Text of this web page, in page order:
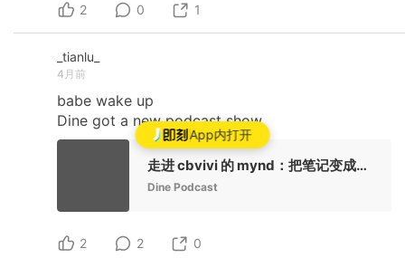
App内打开
2 0 1
_tianlu_
4月前
babe wake up
Dine got a new podcast show
走进 cbvivi 的 mynd：把笔记变成一场和自己的对话
Dine Podcast
2 2 0